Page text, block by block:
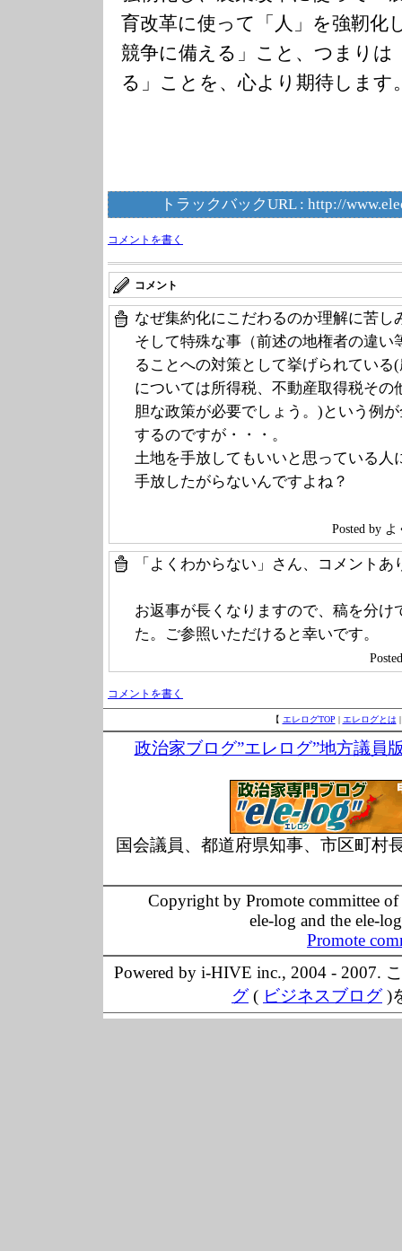
育改革に使って「人」を強靭化
競争に備える」こと、つまりは
る」ことを、心より期待します
トラックバックURL : http://
コメントを書く
コメント
なぜ集約化にこだわるのか理解に苦し
そして特殊な事（前述の地権者の違い
ることへの対策として挙げられてい
については所得税、不動産取得税その
胆な政策が必要でしょう。)という例
するのですが・・・。
土地を手放してもいいと思っている人
手放したがらないんですよね？
Posted by
「よくわからない」さん、コメント
お返事が長くなりますので、稿を分け
た。ご参照いただけると幸いです。
コメントを書く
【 エレログTOP | エレログとは
政治家ブログ”エレログ”地方議員
国会議員、都道府県知事、市区町村
Copyright by Promote committee
ele-log and the ele-
Promote
Powered by i-HIVE inc., 2004 - 2007.
グ( ビジネスブログ)